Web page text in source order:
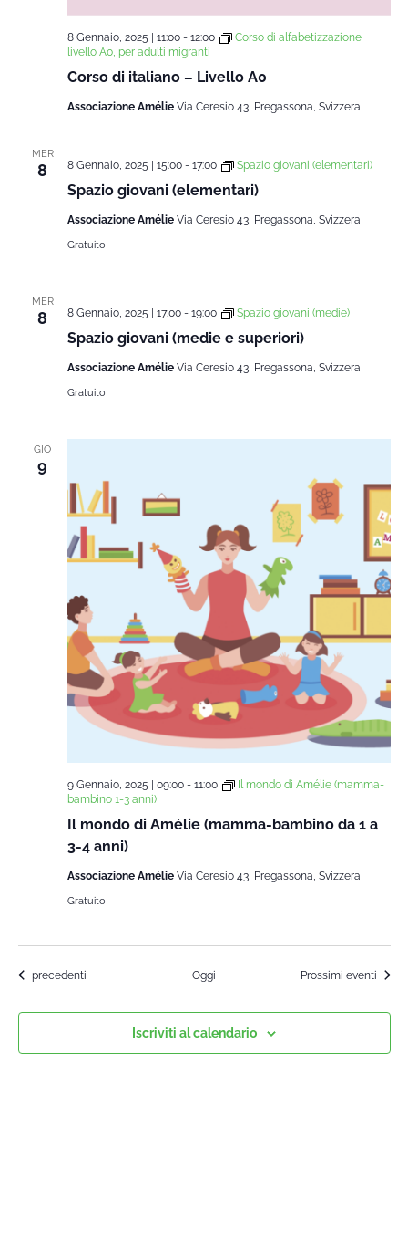
Corso di italiano – Livello A0
8 Gennaio, 2025 | 11:00- 12:00
Corso di alfabetizzazione
livello A0, per adulti migranti
Associazione Amélie Via Ceresio 43, Pregassona, Svizzera
MER
8
Spazio giovani (elementari)
8 Gennaio, 2025 | 15:00- 17:00 Spazio giovani (elementari)
Associazione Amélie Via Ceresio 43, Pregassona, Svizzera
Gratuito
MER
8
Spazio giovani (medie e superiori)
8 Gennaio, 2025 | 17:00- 19:00 Spazio giovani (medie)
Associazione Amélie Via Ceresio 43, Pregassona, Svizzera
Gratuito
GIO
9
Il mondo di Amélie (mamma-bambino da 1 a
3-4 anni)
9 Gennaio, 2025 | 09:00- 11:00
Il mondo di Amélie (mamma-
bambino 1-3 anni)
Associazione Amélie Via Ceresio 43, Pregassona, Svizzera
Gratuito
Corsi
precedenti Oggi Prossimi eventi
Iscriviti al calendario